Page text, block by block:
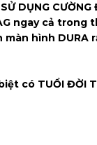
DỤNG CƯỜNG
ngay cả trong
hình DURA
có TUỔI ĐỜI